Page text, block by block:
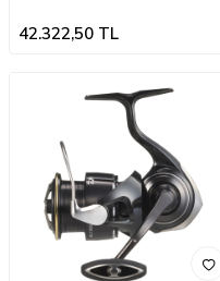
42.322,50 TL